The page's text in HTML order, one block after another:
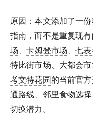
原因：本文添加了一
指南，而不是重复现
场、卡姆登市场、七
特比街市场、大都会
考文特花园的当前官
通路线、邻里食物选
切换潜力。